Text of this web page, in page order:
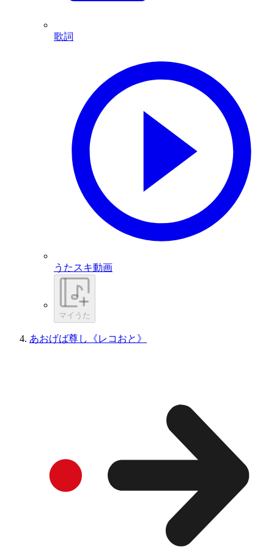
歌詞
うたスキ動画
マイうた
あおげば尊し《レコおと》